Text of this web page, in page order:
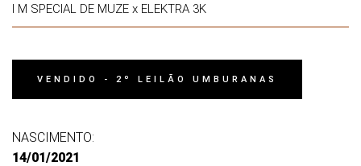
I M SPECIAL DE MUZE x ELEKTRA 3K
VENDIDO - 2º LEILÃO UMBURANAS
NASCIMENTO:
14/01/2021